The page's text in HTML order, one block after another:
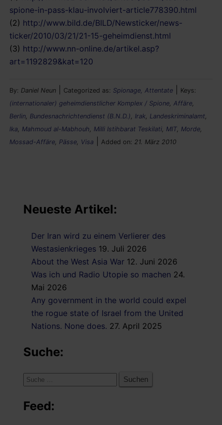
spione-in-pass-klau-involviert-article778390.html
(2) http://www.bild.de/BILD/Newsticker/news-
ticker/2010/03/21/21-15-geheimdienst.html
(3) http://www.nn-online.de/artikel.asp?
art=1192829&kat=120
By: Daniel Neun Categorized as: Spionage, Attentate
Keys:
(internationaler) geheimdienstlicher Komplex / Spione Affäre
Berlin Bundesnachrichtendienst (B.N.D.) Irak Landeskriminalamt
lka
Mahmoud al-Mabhouh Milli Istihbarat Teskilati MIT Morde
Mossad-Affäre Pässe Visa Added on: 21. März 2010
Neueste Artikel:
Der Iran wird zu einem Verlierer des
Westasienkrieges 19. Juli 2026
About the West Asia War 12. Juni 2026
Was ich und Radio Utopie so machen 24.
Mai 2026
Any government in the world could expel
the rogue state of Israel from the United
Nations. None does. 27. April 2025
Suche:
Suche
Feed: